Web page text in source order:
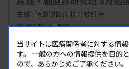
主催 : 徳島県臨床検査技師会
開催場所 : 徳島県
病理・細胞
当サイトは医療関係者に対する情
す。 一般の方への情報提供を目的
ので、あらかじめご了承ください。